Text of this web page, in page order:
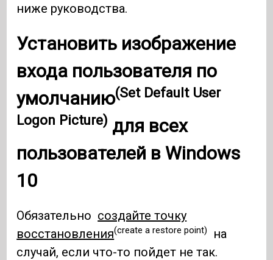
ниже руководства.
Установить изображение
входа пользователя по
умолчанию(Set Default User
Logon Picture) для всех
пользователей вWindows
10
Обязательно создайте точку
восстановления(create a restore point)
на
случай, если что-то пойдет не так.